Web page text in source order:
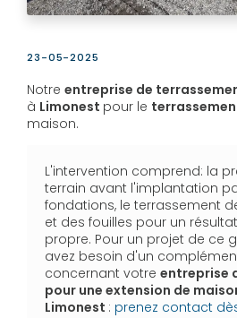
23-05-2025
Notre entreprise de
à Limonest pour le
maison.
L'intervention comprend: la
terrain avant l'implantation
fondations, le terrassement
et des fouilles pour un
propre. Pour un projet de ce
avez besoin d'un
concernant votre entreprise
pour une extension de
Limonest : prenez contact